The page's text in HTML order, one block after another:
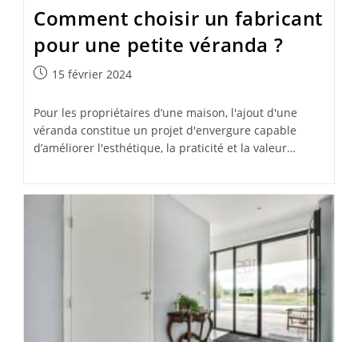
Comment choisir un fabricant
pour une petite véranda ?
Publication
15 février 2024
Pour les propriétaires d’une maison, l'ajout d'une
véranda constitue un projet d'envergure capable
d’améliorer l'esthétique, la praticité et la valeur…